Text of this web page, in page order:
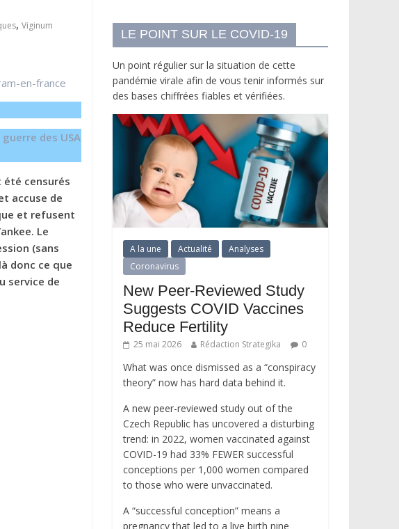
, Viginum
en-france
guerre des USA
censurés
accuse de
et refusent
Le
(sans
donc ce que
service de
LE POINT SUR LE COVID-19
Un point régulier sur la situation de cette
pandémie virale afin de vous tenir informés sur
des bases chiffrées fiables et vérifiées.
A la une Actualité
Analyses
Coronavirus
New Peer-Reviewed Study
Suggests COVID Vaccines
Reduce Fertility
25 mai 2026 Rédaction Strategika 0
What was once dismissed as a “conspiracy
theory” now has hard data behind it.
A new peer-reviewed study out of the
Czech Republic has uncovered a disturbing
trend: in 2022, women vaccinated against
COVID-19 had 33% FEWER successful
conceptions per 1,000 women compared
to those who were unvaccinated.
A “successful conception” means a
pregnancy that led to a live birth nine